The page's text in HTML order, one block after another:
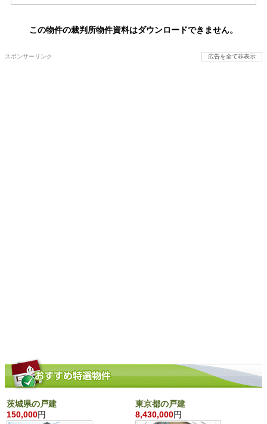
この物件の裁判所物件資料はダウンロードできません。
スポンサーリンク 広告を全て非表示
茨城県の戸建
150,000円
東京都の戸建
8,430,000円